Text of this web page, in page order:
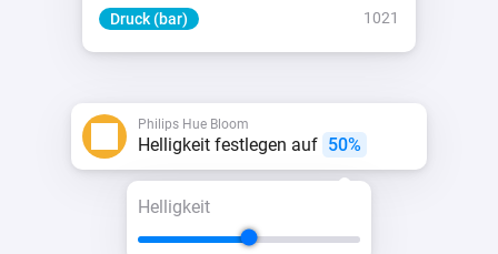
Druck (bar)
1021
Philips Hue Bloom
Helligkeit festlegen auf 50%
Helligkeit